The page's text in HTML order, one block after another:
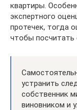
квартиры.
экспертного
протечек, тогда
чтобы посчитать
устранить
собственник
виновником и